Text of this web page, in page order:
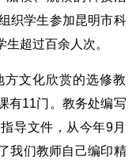
织学生参加昆明市科
超过百余人次。
文化欣赏的选修教
有11门。教务处编写
导文件，从今年9月
我们教师自己编印精